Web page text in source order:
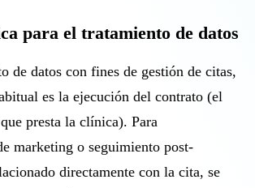
para el tratamiento de datos
de datos con fines de gestión de citas,
es la ejecución del contrato (el
presta la clínica). Para
marketing o seguimiento post-
directamente con la cita, se